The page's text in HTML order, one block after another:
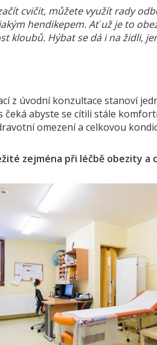
cvičit, můžete využít rady
hendikepem. Ať už je to
kloubů. Hýbat se dá i na židli,
z úvodní konzultace stanoví
čeká abyste se cítili stále
omezení a celkovou
zejména při léčbě obezity a